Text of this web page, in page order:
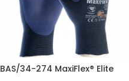
BAS/34-274 MaxiFlex® Elite